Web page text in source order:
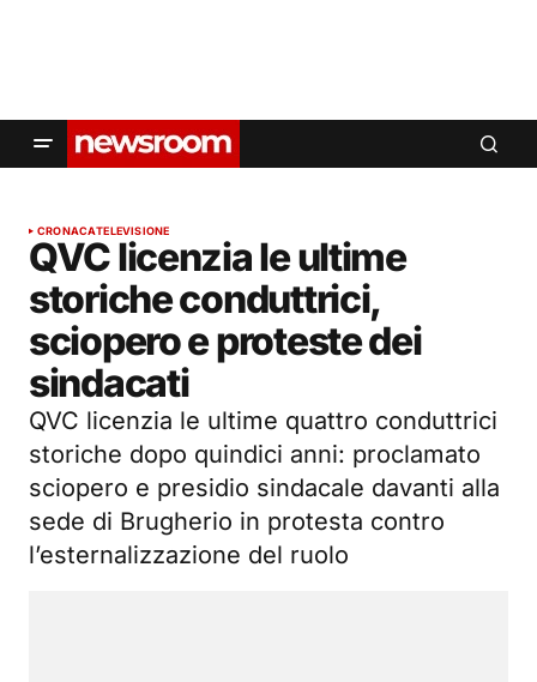
CRONACATELEVISIONE
QVC licenzia le ultime
storiche conduttrici,
sciopero e proteste dei
sindacati
QVC licenzia le ultime quattro conduttrici
storiche dopo quindici anni: proclamato
sciopero e presidio sindacale davanti alla
sede di Brugherio in protesta contro
l’esternalizzazione del ruolo